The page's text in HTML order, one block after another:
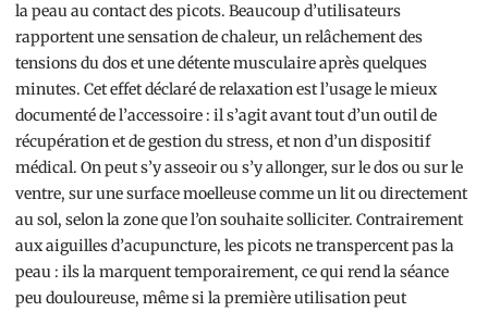
la peau au contact des picots. Beaucoup d’utilisateurs
rapportent une sensation de chaleur, un relâchement des
tensions du dos et une détente musculaire après quelques
minutes. Cet effet déclaré de relaxation est l’usage le mieux
documenté de l’accessoire : il s’agit avant tout d’un outil de
récupération et de gestion du stress, et non d’un dispositif
médical. On peut s’y asseoir ou s’y allonger, sur le dos ou sur le
ventre, sur une surface moelleuse comme un lit ou directement
au sol, selon la zone que l’on souhaite solliciter. Contrairement
aux aiguilles d’acupuncture, les picots ne transpercent pas la
peau : ils la marquent temporairement, ce qui rend la séance
peu douloureuse, même si la première utilisation peut